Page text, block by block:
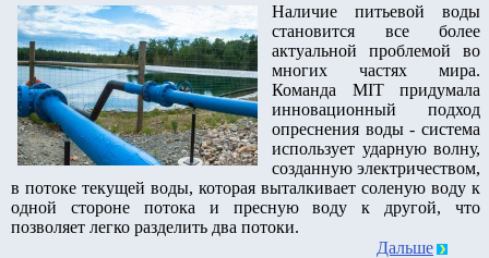
Наличие питьевой воды
становится все более
актуальной проблемой во
многих частях мира.
Команда MIT придумала
инновационный подход
опреснения воды - система
использует ударную волну,
созданную электричеством,
в потоке текущей воды, которая выталкивает соленую воду к
одной стороне потока и пресную воду к другой, что
позволяет легко разделить два потоки.
Дальше